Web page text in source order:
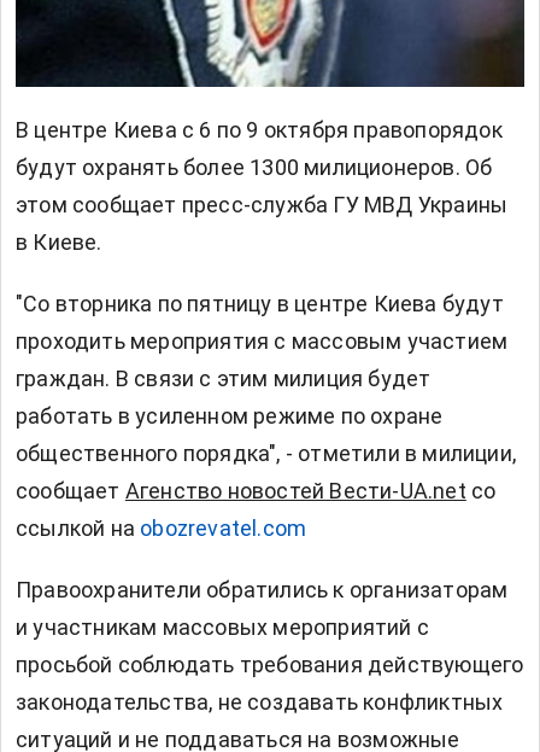
В центре Киева с 6 по 9 октября правопорядок
будут охранять более 1300 милиционеров. Об
этом сообщает пресс-служба ГУ МВД Украины
в Киеве.
"Со вторника по пятницу в центре Киева будут
проходить мероприятия с массовым участием
граждан. В связи с этим милиция будет
работать в усиленном режиме по охране
общественного порядка", - отметили в милиции,
сообщает Агенство новостей Вести-UA.net со
ссылкой на obozrevatel.com
Правоохранители обратились к организаторам
и участникам массовых мероприятий с
просьбой соблюдать требования действующего
законодательства, не создавать конфликтных
ситуаций и не поддаваться на возможные